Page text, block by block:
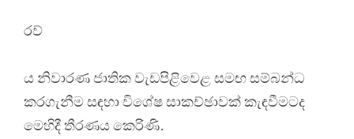
රව්
ය නිවාරණ ජාතික වැඩපිළිවෙළ සමඟ සම්බන්ධ
කරගැනීම සඳහා විශේෂ සාකච්ඡාවක් කැඳවීමටද
මෙහිදී තීරණය කෙරිණි.